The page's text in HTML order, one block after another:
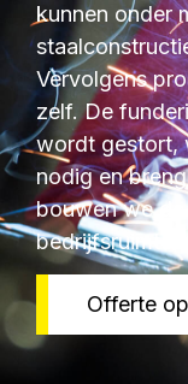
kunnen onder
Vervolgens
zelf. De
wordt gestort,
nodig en
bouwen we
bedrijfsruimte
Offerte